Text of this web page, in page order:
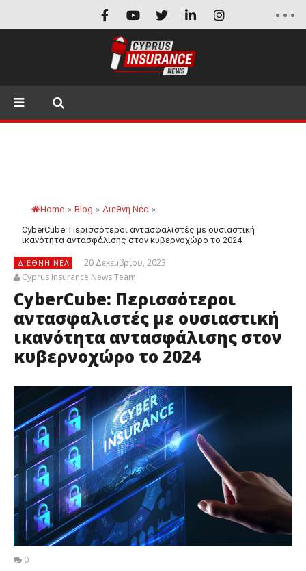
Home » Blog » Διεθνή Νέα »
CyberCube: Περισσότεροι αντασφαλιστές με ουσιαστική
ικανότητα αντασφάλισης στον κυβερνοχώρο το 2024
ΔΙΕΘΝΉ ΝΈΑ
20 Δεκεμβρίου, 2023
Cyprus Insurance News Team
CyberCube: Περισσότεροι
αντασφαλιστές με ουσιαστική
ικανότητα αντασφάλισης στον
κυβερνοχώρο το 2024
0